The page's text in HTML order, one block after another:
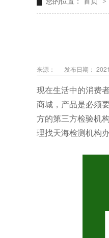
来源： 发布日期：
现在生活中的消费
商城，产品是必须
方的第三方检验机
理找天海检测机构